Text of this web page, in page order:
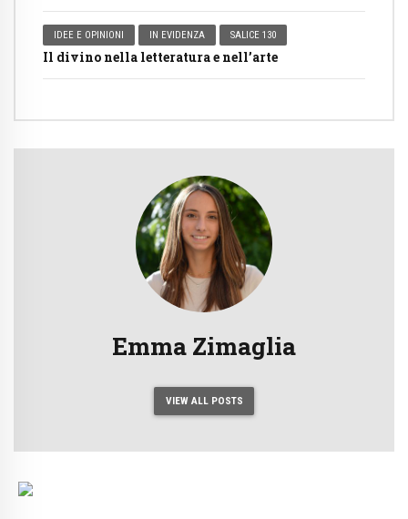
IDEE E OPINIONI IN EVIDENZA SALICE 130
Il divino nella letteratura e nell’arte
Emma Zimaglia
VIEW ALL POSTS